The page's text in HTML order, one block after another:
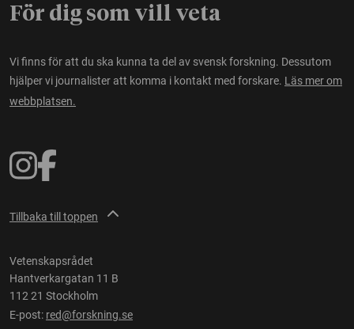
För dig som vill veta
Vi finns för att du ska kunna ta del av svensk forskning. Dessutom
hjälper vi journalister att komma i kontakt med forskare. Läs mer om
webbplatsen.
Tillbaka till toppen
Vetenskapsrådet
Hantverkargatan 11 B
112 21 Stockholm
E-post: red@forskning.se